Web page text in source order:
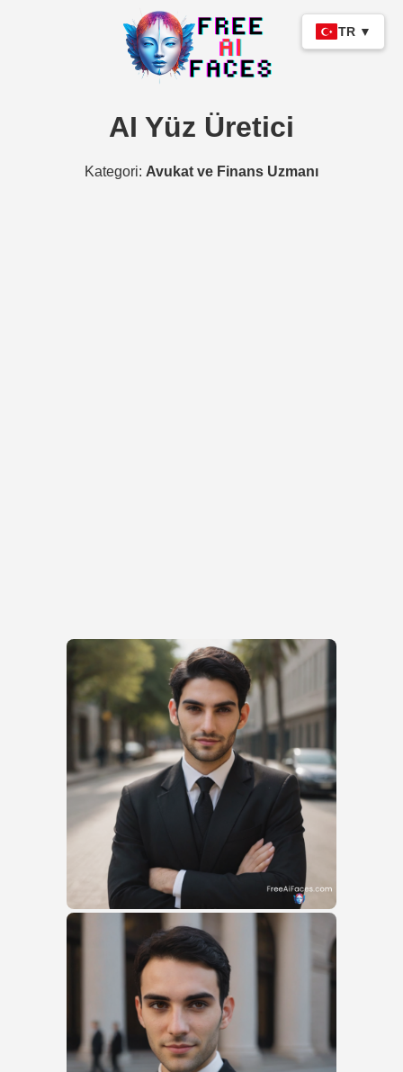
TR ▼
AI Yüz Üretici
Kategori: Avukat ve Finans Uzmanı